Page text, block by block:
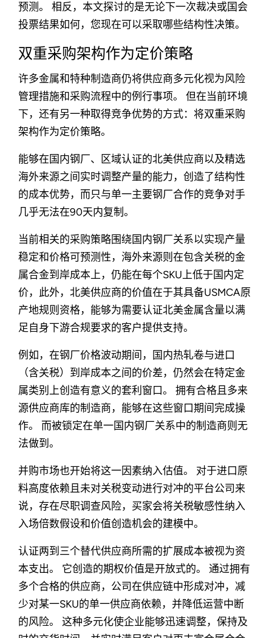
预测。 相反，本文探讨的是无论下一次裁决或国会
投票结果如何，您现在可以采取哪些结构性决策。
双重采购架构作为定价策略
许多金属和特种制造商仍将供应商多元化视为风险
管理措施和采购流程中的例行事项。 但在当前环境
下，还有另一种取得竞争优势的方式：将双重采购
架构作为定价策略。
能够在国内钢厂、区域认证的北美供应商以及精选
海外来源之间实时调整产量的能力，创造了结构性
的成本优势，而只与单一主要钢厂合作的竞争对手
几乎无法在90天内复制。
当前相关的采购策略围绕国内钢厂关系以实现产量
稳定和价格可预测性，海外来源则在包含关税的金
属合金到岸成本上，仍能在每个SKU上低于国内定
价，此外，北美供应商的价值在于其具备USMCA原
产地规则资格，能够为需要认证北美金属含量以满
足自身下游合规要求的客户提供支持。
例如，在钢厂价格波动期间，国内热轧卷与进口
（含关税）到岸成本之间的价差，仍然会在特定金
属类别上创造有意义的套利窗口。 拥有合格且多来
源供应商库的制造商，能够在这些窗口期间完成操
作。 而被锁定在单一国内钢厂关系中的制造商则无
法做到。
并购市场也开始将这一因素纳入估值。 对于进口原
料高度依赖且未对关税变动进行对冲的平台公司来
说，存在尽职调查风险，买家会将关税敏感性纳入
入场倍数假设和价值创造机会的建模中。
认证两到三个替代供应商所需的扩展成本被视为资
本支出。 它创造的期权价值是开放式的。 通过拥有
多个合格的供应商，公司在供应链中形成对冲，减
少对某一SKU的单一供应商依赖，并降低运营中断
的风险。 这种多元化使企业能够迅速调整，保持及